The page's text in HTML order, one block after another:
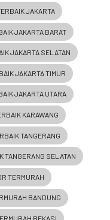
JAKARTA
JAKARTA BARAT
JAKARTA SELATAN
JAKARTA TIMUR
JAKARTA UTARA
KARAWANG
TANGERANG
TANGERANG SELATAN
TERMURAH
BANDUNG
BEKASI